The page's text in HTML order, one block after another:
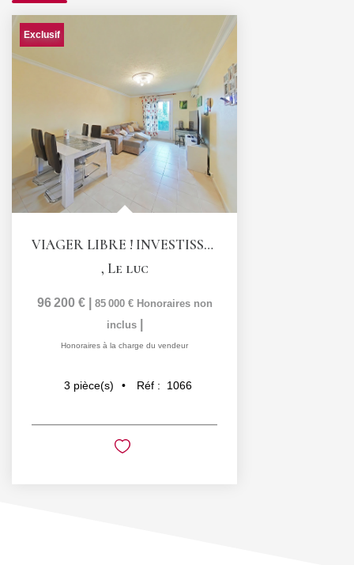
Exclusif
VIAGER LIBRE ! INVESTISSEMENT LOCATIF ATTRACTIF !...
, Le luc
96 200 € 85 000 € Honoraires non
inclus
Honoraires à la charge du vendeur
3 pièce(s) Réf : 1066